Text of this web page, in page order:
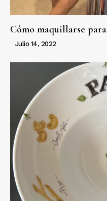
Cómo maquillarse
Julio 14, 2022